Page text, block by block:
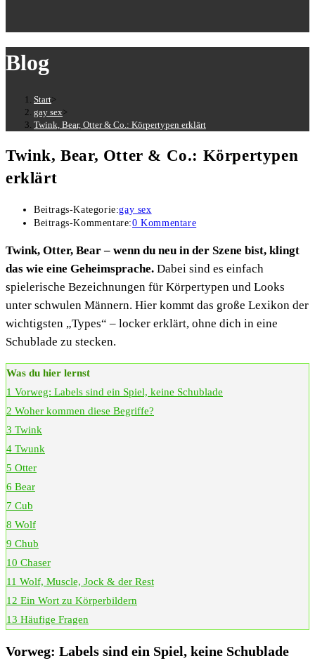
Blog
Start>
gay sex>
Twink, Bear, Otter & Co.: Körpertypen erklärt
Twink, Bear, Otter & Co.: Körpertypen
erklärt
Beitrags-Kategorie:gay sex
Beitrags-Kommentare:0 Kommentare
Twink, Otter, Bear – wenn du neu in der Szene bist, klingt
das wie eine Geheimsprache. Dabei sind es einfach
spielerische Bezeichnungen für Körpertypen und Looks
unter schwulen Männern. Hier kommt das große Lexikon der
wichtigsten „Types“ – locker erklärt, ohne dich in eine
Schublade zu stecken.
Was du hier lernst
1 Vorweg: Labels sind ein Spiel, keine Schublade
2 Woher kommen diese Begriffe?
3 Twink
4 Twunk
5 Otter
6 Bear
7 Cub
8 Wolf
9 Chub
10 Chaser
11 Wolf, Muscle, Jock & der Rest
12 Ein Wort zu Körperbildern
13 Häufige Fragen
Vorweg: Labels sind ein Spiel, keine Schublade